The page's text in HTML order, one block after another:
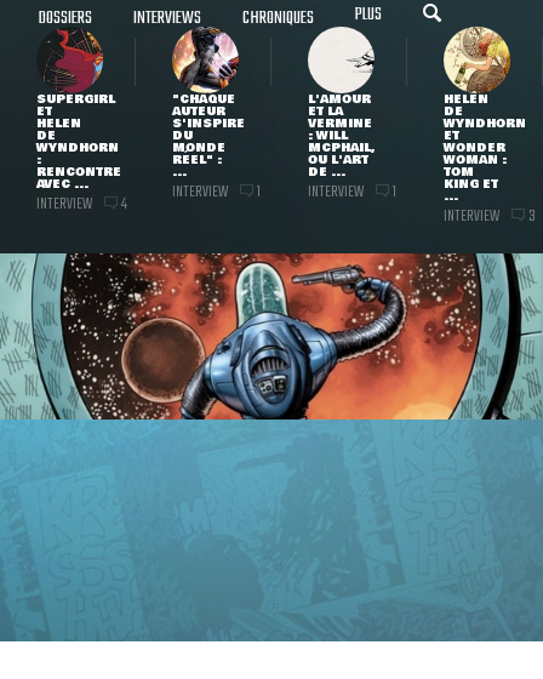
DOSSIERS INTERVIEWS CHRONIQUES PLUS
SUPERGIRL
ET
HELEN
DE
WYNDHORN
:
RENCONTRE
AVEC ...
INTERVIEW 4
"CHAQUE
AUTEUR
S'INSPIRE
DU
MONDE
RÉEL" :
...
INTERVIEW 1
L'AMOUR
ET LA
VERMINE
: WILL
MCPHAIL,
OU L'ART
DE ...
INTERVIEW 1
HELEN
DE
WYNDHORN
ET
WONDER
WOMAN :
TOM
KING ET
...
INTERVIEW 3